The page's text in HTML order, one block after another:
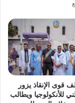
قوى الإنقاذ يزور
للأنكولوجيا ويطالب